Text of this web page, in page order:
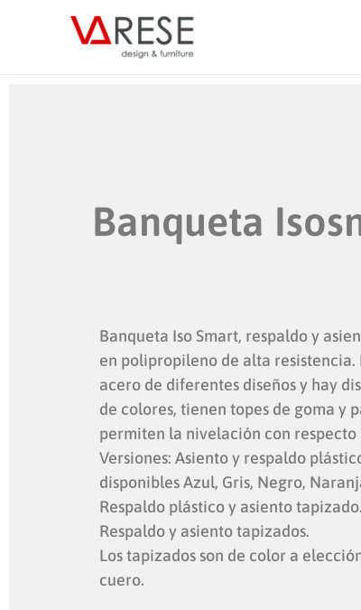
Banqueta
Banqueta Iso Smart, respaldo y
en polipropileno de alta resistencia.
acero de diferentes diseños y hay
de colores, tienen topes de goma y
permiten la nivelación con respecto
Versiones: Asiento y respaldo
disponibles Azul, Gris, Negro,
Respaldo plástico y asiento tapizado.
Respaldo y asiento tapizados.
Los tapizados son de color a
cuero.